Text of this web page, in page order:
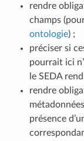
rendre
champs
ontologie) ;
préciser si
pourrait ici
le SEDA
rendre
présence